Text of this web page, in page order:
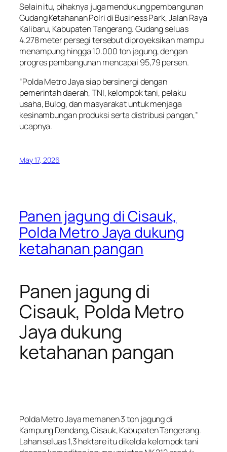
Selain itu, pihaknya juga mendukung pembangunan
Gudang Ketahanan Polri di Business Park, Jalan Raya
Kalibaru, Kabupaten Tangerang. Gudang seluas
4.278 meter persegi tersebut diproyeksikan mampu
menampung hingga 10.000 ton jagung, dengan
progres pembangunan mencapai 95,79 persen.
“Polda Metro Jaya siap bersinergi dengan
pemerintah daerah, TNI, kelompok tani, pelaku
usaha, Bulog, dan masyarakat untuk menjaga
kesinambungan produksi serta distribusi pangan,”
ucapnya.
May 17, 2026
Panen jagung di Cisauk,
Polda Metro Jaya dukung
ketahanan pangan
Panen jagung di
Cisauk, Polda Metro
Jaya dukung
ketahanan pangan
Polda Metro Jaya memanen 3 ton jagung di
Kampung Dandang, Cisauk, Kabupaten Tangerang.
Lahan seluas 1,3 hektare itu dikelola kelompok tani